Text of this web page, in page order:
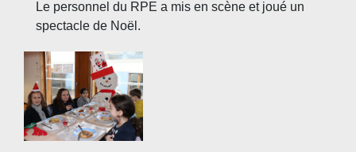
Le personnel du RPE a mis en scène et joué un
spectacle de Noël.